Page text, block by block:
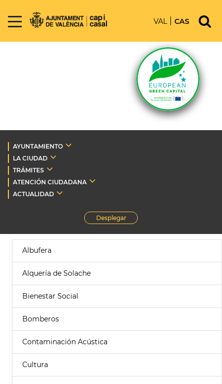
VAL CAS
AYUNTAMIENTO
LA CIUDAD
TRÁMITES
ATENCIÓN CIUDADANA
ACTUALIDAD
Desplegar
Albufera
Alquería de Solache
Bienestar Social
Bomberos
Contaminación Acústica
Cultura